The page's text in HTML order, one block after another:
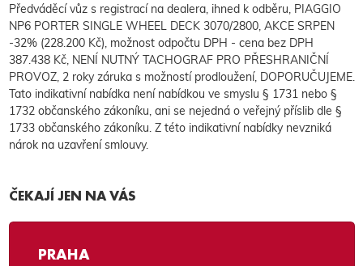
Předváděcí vůz s registrací na dealera, ihned k odběru, PIAGGIO
NP6 PORTER SINGLE WHEEL DECK 3070/2800, AKCE SRPEN
-32% (228.200 Kč), možnost odpočtu DPH - cena bez DPH
387.438 Kč, NENÍ NUTNÝ TACHOGRAF PRO PŘESHRANIČNÍ
PROVOZ, 2 roky záruka s možností prodloužení, DOPORUČUJEME.
Tato indikativní nabídka není nabídkou ve smyslu § 1731 nebo §
1732 občanského zákoníku, ani se nejedná o veřejný příslib dle §
1733 občanského zákoníku. Z této indikativní nabídky nevzniká
nárok na uzavření smlouvy.
ČEKAJÍ JEN NA VÁS
PRAHA